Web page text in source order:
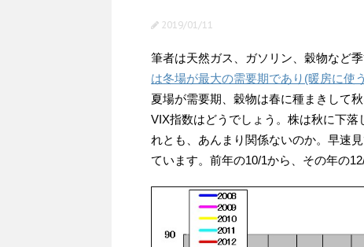
2019/01/11
筆者は天然ガス、ガソリン、穀物など
は冬場が最大の需要期であり(暖房に使
夏場が需要期、穀物は春に種まきして
VIX指数はどうでしょう。株は秋に下
れとも、あんまり関係ないのか。早速
ています。前年の10/1から、その年の